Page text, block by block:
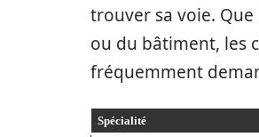
trouver sa voie. Que
ou du bâtiment, les
fréquemment
Spécialité